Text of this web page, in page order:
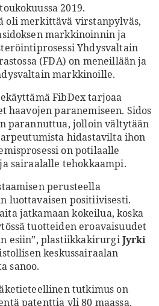
2019.
oli merkittävä virstanpylväs,
markkinoinnin ja
Yhdysvaltain
(FDA) on meneillään ja
markkinoille.
FibDex tarjoaa
haavojen paranemiseen. Sidos
parannuttua, jolloin vältytään
hidastavilta ihon
on potilaalle
sairaalalle tehokkaampi.
perusteella
luottavaisen positiivisesti.
jatkamaan kokeilua, koska
tuotteiden eroavaisuudet
esiin”, plastiikkakirurgiJyrki
keskussairaalan
sanoo.
tutkimus on
patenttia yli 80 maassa.